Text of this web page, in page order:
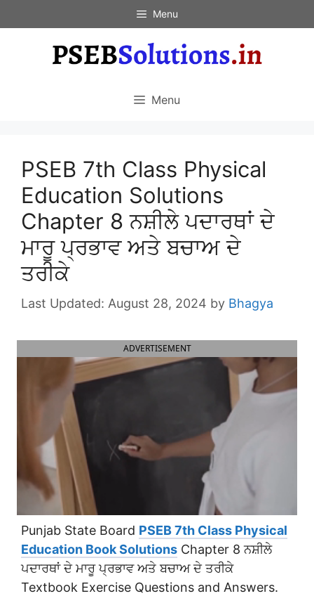
to
Menu
Menu
PSEB 7th Class Physical
Education Solutions
Chapter 8 ਨਸ਼ੀਲੇ ਪਦਾਰਥਾਂ ਦੇ
ਮਾਰੂ ਪ੍ਰਭਾਵ ਅਤੇ ਬਚਾਅ ਦੇ
ਤਰੀਕੇ
August 28, 2024 by Bhagya
ADVERTISEMENT
Punjab State Board PSEB 7th Class Physical
Education Book Solutions Chapter 8 ਨਸ਼ੀਲੇ
ਪਦਾਰਥਾਂ ਦੇ ਮਾਰੂ ਪ੍ਰਭਾਵ ਅਤੇ ਬਚਾਅ ਦੇ ਤਰੀਕੇ
Textbook Exercise Questions and Answers.